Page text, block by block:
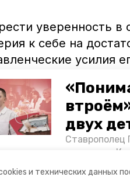
и технических данных
двух
Ставрополец
тонущих в
уверенность в
к себе на
усилия
— подчеркнул
Васильев также
от «Единой